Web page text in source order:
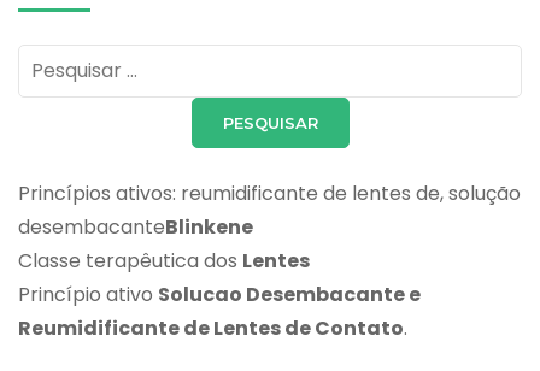
Pesquisar
por:
Princípios ativos: reumidificante de lentes de, solução
desembacanteBlinkene
Classe terapêutica dos Lentes
Princípio ativo Solucao Desembacante e
Reumidificante de Lentes de Contato.